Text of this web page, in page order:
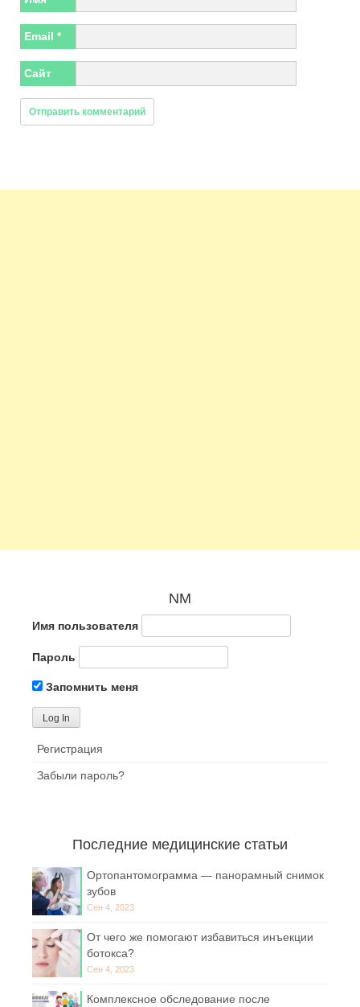
Email *
Сайт
NM
Имя пользователя
Пароль
Запомнить меня
Регистрация
Забыли пароль?
Последние медицинские статьи
Ортопантомограмма — панорамный снимок
зубов
Сен 4, 2023
От чего же помогают избавиться инъекции
ботокса?
Сен 4, 2023
Комплексное обследование после